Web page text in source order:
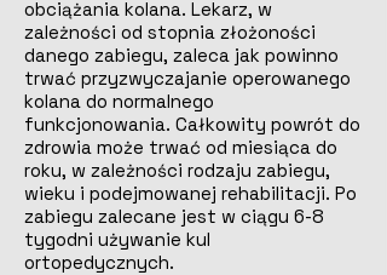
obciążania kolana. Lekarz, w
zależności od stopnia złożoności
danego zabiegu, zaleca jak powinno
trwać przyzwyczajanie operowanego
kolana do normalnego
funkcjonowania. Całkowity powrót do
zdrowia może trwać od miesiąca do
roku, w zależności rodzaju zabiegu,
wieku i podejmowanej rehabilitacji. Po
zabiegu zalecane jest w ciągu 6-8
tygodni używanie kul
ortopedycznych.